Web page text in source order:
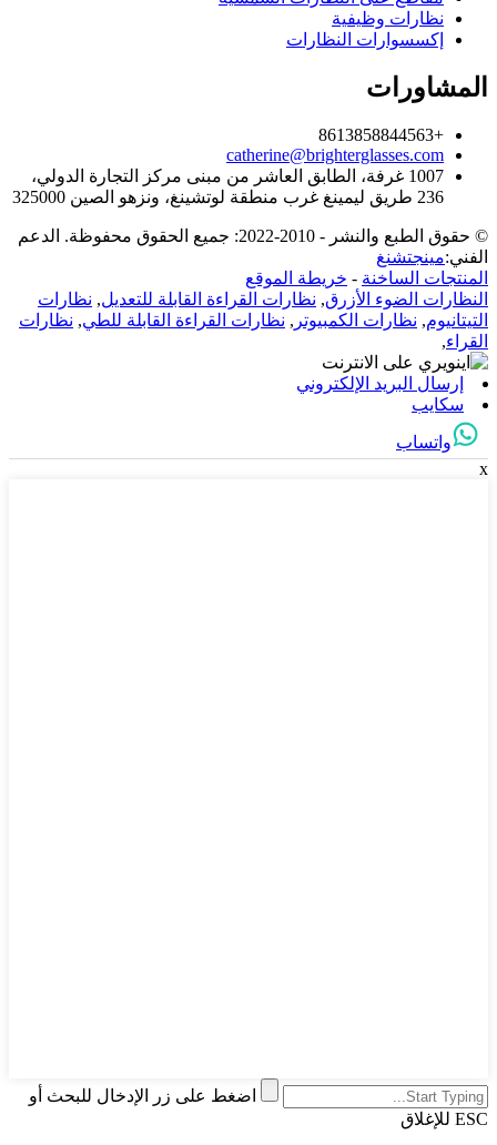
نظارات وظيفية
إكسسوارات النظارات
المشاورات
+8613858844563
catherine@brighterglasses.com
1007 غرفة، الطابق العاشر من مبنى مركز التجارة الدولي،
236 طريق ليمينغ غرب منطقة لوتشينغ، ونزهو الصين 325000
© حقوق الطبع والنشر - 2010-2022: جميع الحقوق محفوظة. الدعم
الفني:مينجتشنغ
المنتجات الساخنة - خريطة الموقع
النظارات الضوء الأزرق, نظارات القراءة القابلة للتعديل, نظارات
التيتانيوم, نظارات الكمبيوتر , نظارات القراءة القابلة للطي, نظارات
القراء,
إرسال البريد الإلكتروني
سكايب
واتساب
x
اضغط على زر الإدخال للبحث أو
ESC للإغلاق